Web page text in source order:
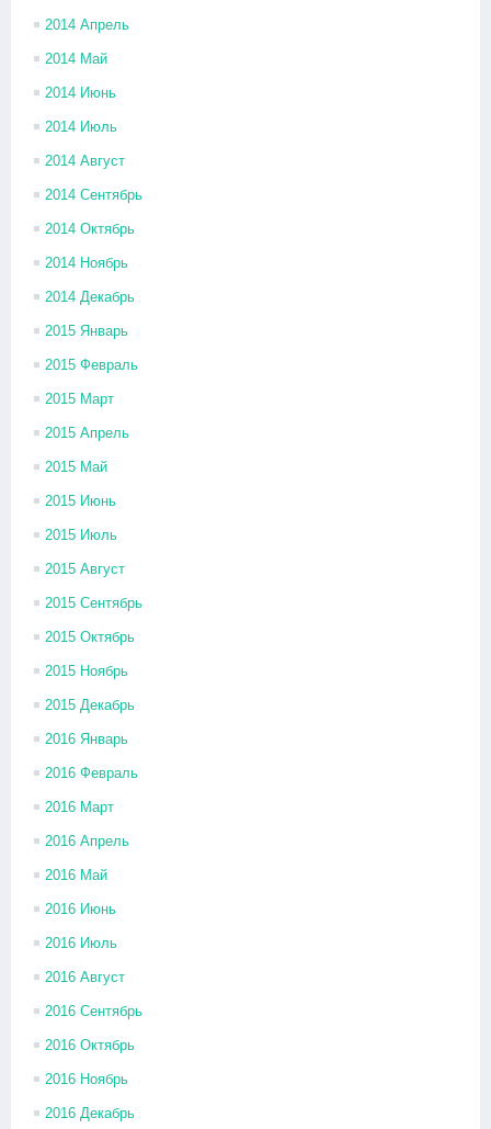
2014 Апрель
2014 Май
2014 Июнь
2014 Июль
2014 Август
2014 Сентябрь
2014 Октябрь
2014 Ноябрь
2014 Декабрь
2015 Январь
2015 Февраль
2015 Март
2015 Апрель
2015 Май
2015 Июнь
2015 Июль
2015 Август
2015 Сентябрь
2015 Октябрь
2015 Ноябрь
2015 Декабрь
2016 Январь
2016 Февраль
2016 Март
2016 Апрель
2016 Май
2016 Июнь
2016 Июль
2016 Август
2016 Сентябрь
2016 Октябрь
2016 Ноябрь
2016 Декабрь